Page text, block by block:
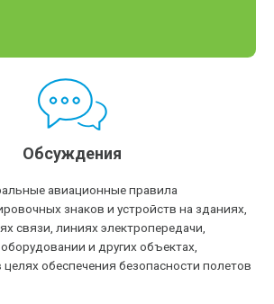
Обсуждения
авиационные правила
знаков и устройств на зданиях,
связи, линиях электропередачи,
и других объектах,
обеспечения безопасности полетов